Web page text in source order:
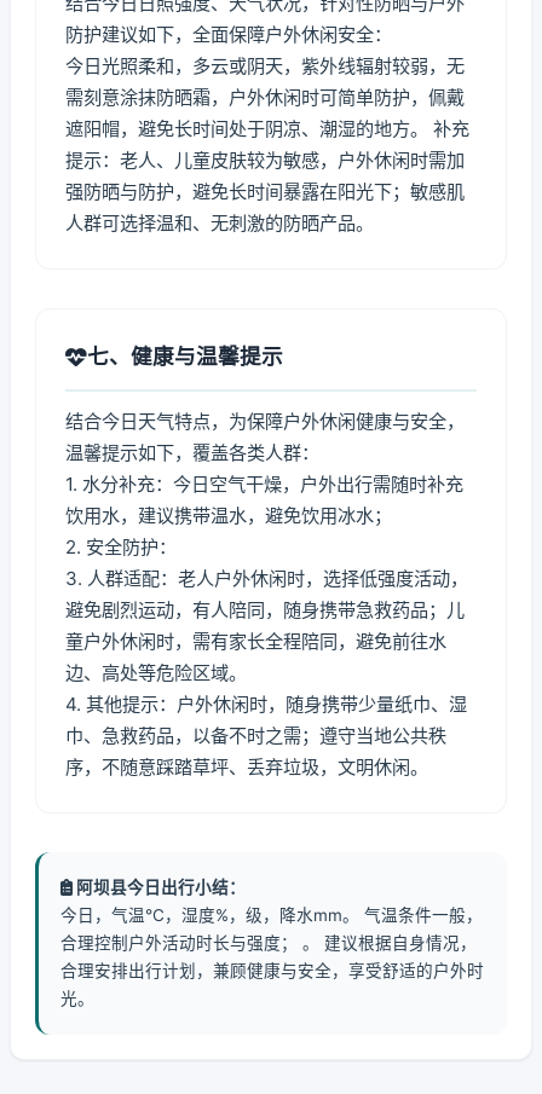
防护建议如下，全面保障户外休闲安全：
今日光照柔和，多云或阴天，紫外线辐射较弱，无
需刻意涂抹防晒霜，户外休闲时可简单防护，佩戴
遮阳帽，避免长时间处于阴凉、潮湿的地方。 补充
提示：老人、儿童皮肤较为敏感，户外休闲时需加
强防晒与防护，避免长时间暴露在阳光下；敏感肌
人群可选择温和、无刺激的防晒产品。
七、健康与温馨提示
结合今日天气特点，为保障户外休闲健康与安全，
温馨提示如下，覆盖各类人群：
1. 水分补充：今日空气干燥，户外出行需随时补充
饮用水，建议携带温水，避免饮用冰水；
2. 安全防护：
3. 人群适配：老人户外休闲时，选择低强度活动，
避免剧烈运动，有人陪同，随身携带急救药品；儿
童户外休闲时，需有家长全程陪同，避免前往水
边、高处等危险区域。
4. 其他提示：户外休闲时，随身携带少量纸巾、湿
巾、急救药品，以备不时之需；遵守当地公共秩
序，不随意踩踏草坪、丢弃垃圾，文明休闲。
阿坝县今日出行小结：
今日，气温℃，湿度%，级，降水mm。 气温条件一般，
合理控制户外活动时长与强度； 。 建议根据自身情况，
合理安排出行计划，兼顾健康与安全，享受舒适的户外时
光。